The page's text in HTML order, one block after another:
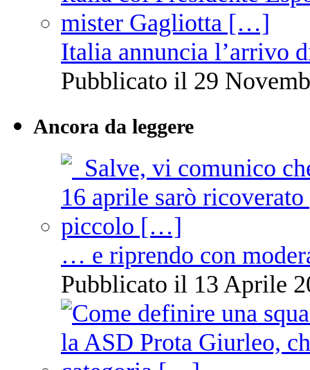
Italia annuncia l’arrivo
Pubblicato il 29
Ancora da leggere
… e riprendo con
Pubblicato il 13 Aprile